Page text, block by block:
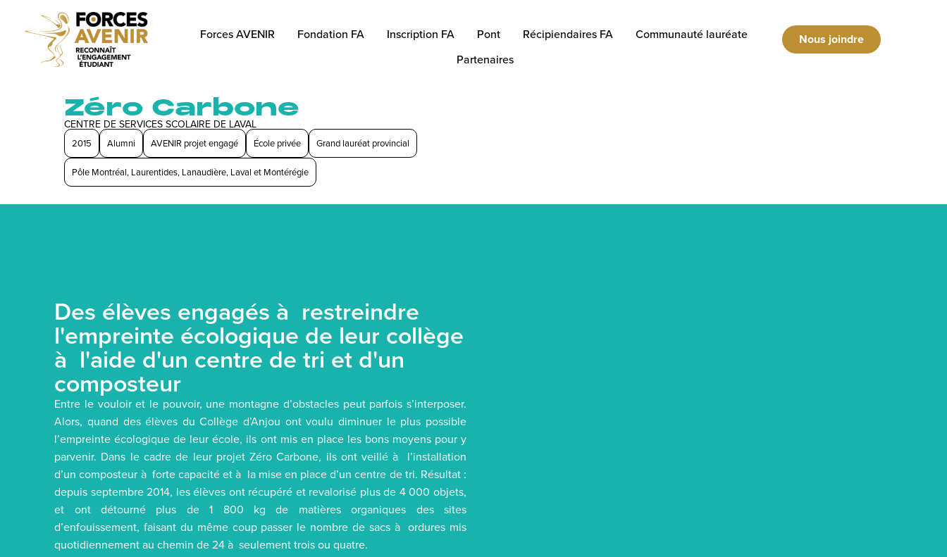
Forces AVENIR Fondation FA Inscription FA Pont Récipiendaires FA
Communauté lauréate
Partenaires
Nous joindre
Zéro Carbone
CENTRE DE SERVICES SCOLAIRE DE LAVAL
2015 Alumni AVENIR projet engagé École privée Grand lauréat provincial
Pôle Montréal, Laurentides, Lanaudière, Laval et Montérégie
Des élèves engagés à restreindre
l'empreinte écologique de leur collège
à l'aide d'un centre de tri et d'un
composteur
Entre le vouloir et le pouvoir, une montagne d’obstacles peut parfois s’interposer.
Alors, quand des élèves du Collège d’Anjou ont voulu diminuer le plus possible
l’empreinte écologique de leur école, ils ont mis en place les bons moyens pour y
parvenir. Dans le cadre de leur projet Zéro Carbone, ils ont veillé à l’installation
d’un composteur à forte capacité et à la mise en place d’un centre de tri. Résultat :
depuis septembre 2014, les élèves ont récupéré et revalorisé plus de 4 000 objets,
et ont détourné plus de 1 800 kg de matières organiques des sites
d’enfouissement, faisant du même coup passer le nombre de sacs à ordures mis
quotidiennement au chemin de 24 à seulement trois ou quatre.